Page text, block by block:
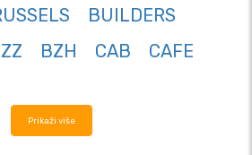
BUILDERS
BZH CAB
CAFE
Prikaži više